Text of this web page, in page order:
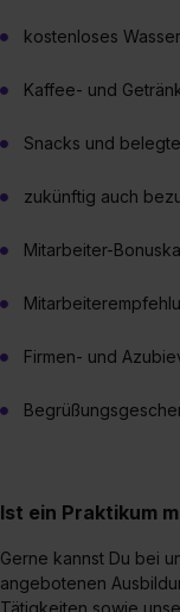
kostenloses
Kaffee- und
Snacks und
zukünftig auch
Mitarbeiter-
Firmen- und
Ist ein Praktikum
Gerne kannst Du bei
angebotenen
Tätigkeiten sowie